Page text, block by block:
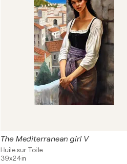
The Mediterranean girl V
Huile sur Toile
39x24in